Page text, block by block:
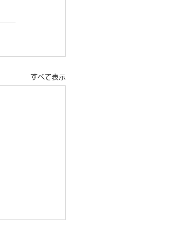
すべて表示